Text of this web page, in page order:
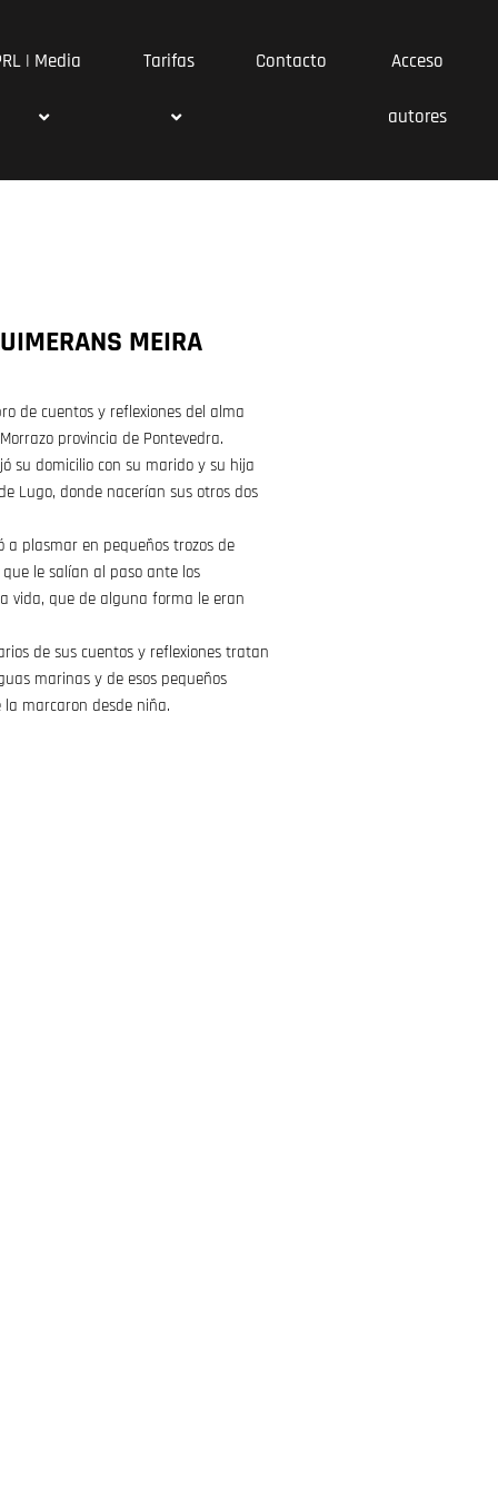
| Media Tarifas Contacto Acceso
autores
MEIRA
de cuentos y reflexiones del alma
provincia de Pontevedra.
su domicilio con su marido y su hija
Lugo, donde nacerían sus otros dos
a plasmar en pequeños trozos de
le salían al paso ante los
vida, que de alguna forma le eran
de sus cuentos y reflexiones tratan
marinas y de esos pequeños
marcaron desde niña.